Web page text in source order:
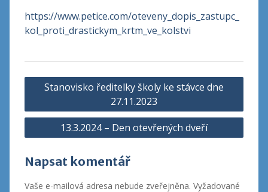
https://www.petice.com/oteveny_dopis_zastupc_
kol_proti_drastickym_krtm_ve_kolstvi
Navigace
příspěvek
Stanovisko ředitelky školy ke stávce dne
27.11.2023
13.3.2024 – Den otevřených dveří
Napsat komentář
Vaše e-mailová adresa nebude zveřejněna. Vyžadované